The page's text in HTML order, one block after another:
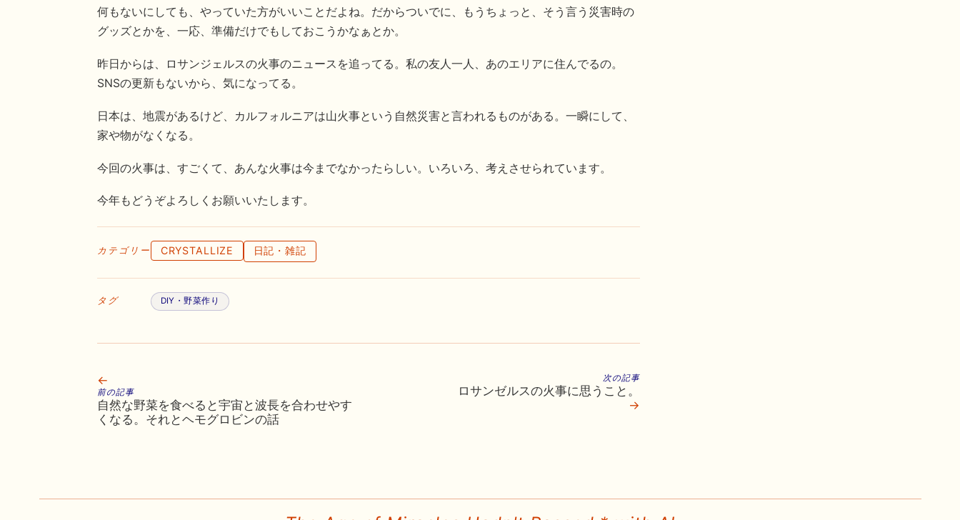
何もないにしても、やっていた方がいいことだよね。だからついでに、もうちょっと、そう言う災害時の
グッズとかを、一応、準備だけでもしておこうかなぁとか。
昨日からは、ロサンジェルスの火事のニュースを追ってる。私の友人一人、あのエリアに住んでるの。
SNSの更新もないから、気になってる。
日本は、地震があるけど、カルフォルニアは山火事という自然災害と言われるものがある。一瞬にして、
家や物がなくなる。
今回の火事は、すごくて、あんな火事は今までなかったらしい。いろいろ、考えさせられています。
今年もどうぞよろしくお願いいたします。
カテゴリー CRYSTALLIZE 日記・雑記
タグ DIY・野菜作り
←
前の記事
自然な野菜を食べると宇宙と波長を合わせやす
くなる。それとヘモグロビンの話
次の記事
ロサンゼルスの火事に思うこと。
→